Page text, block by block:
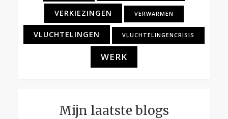
VERKIEZINGEN VERWARMEN
VLUCHTELINGEN VLUCHTELINGENCRISIS
WERK
Mijn laatste blogs